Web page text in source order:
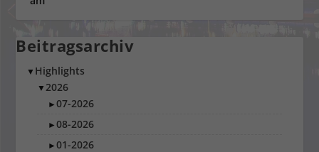
Beitragsarchiv
▼ Highlights
▼2026
►07-2026
►08-2026
►01-2026